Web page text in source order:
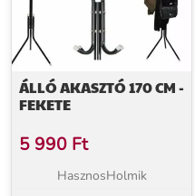
ÁLLÓ AKASZTÓ 170 CM -
FEKETE
5 990 Ft
HasznosHolmik